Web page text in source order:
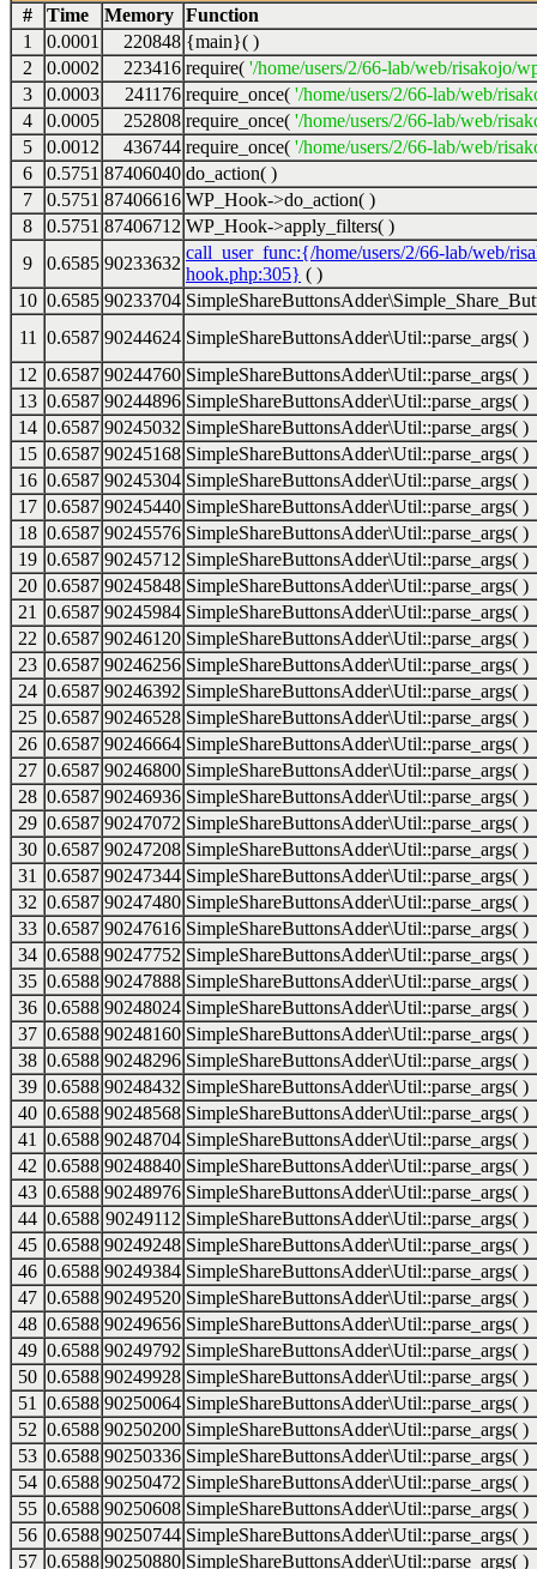
#
Time Memory Function
1
0.0001 220848 {main}( )
2
0.0002 223416 require( '/home/users/2/66-lab/web/risakojo/
3
0.0003 241176 require_once( '/home/users/2/66-lab/web/
4
0.0005 252808 require_once( '/home/users/2/66-lab/web/
5
0.0012 436744 require_once( '/home/users/2/66-lab/web/
6
0.5751 87406040 do_action( )
7
0.5751 87406616 WP_Hook->do_action( )
8
0.5751 87406712 WP_Hook->apply_filters( )
9
0.6585 90233632
call_user_func:{/home/users/2/66-lab/web/
hook.php:305} ( )
10 0.6585 90233704
11
0.6587 90244624 SimpleShareButtonsAdder\Util::parse_args( )
12 0.6587 90244760 SimpleShareButtonsAdder\Util::parse_args( )
13 0.6587 90244896 SimpleShareButtonsAdder\Util::parse_args( )
14 0.6587 90245032 SimpleShareButtonsAdder\Util::parse_args( )
15 0.6587 90245168 SimpleShareButtonsAdder\Util::parse_args( )
16 0.6587 90245304 SimpleShareButtonsAdder\Util::parse_args( )
17 0.6587 90245440 SimpleShareButtonsAdder\Util::parse_args( )
18 0.6587 90245576 SimpleShareButtonsAdder\Util::parse_args( )
19 0.6587 90245712 SimpleShareButtonsAdder\Util::parse_args( )
20 0.6587 90245848 SimpleShareButtonsAdder\Util::parse_args( )
21
0.6587 90245984 SimpleShareButtonsAdder\Util::parse_args( )
22 0.6587 90246120 SimpleShareButtonsAdder\Util::parse_args( )
23 0.6587 90246256 SimpleShareButtonsAdder\Util::parse_args( )
24 0.6587 90246392 SimpleShareButtonsAdder\Util::parse_args( )
25 0.6587 90246528 SimpleShareButtonsAdder\Util::parse_args( )
26 0.6587 90246664 SimpleShareButtonsAdder\Util::parse_args( )
27 0.6587 90246800 SimpleShareButtonsAdder\Util::parse_args( )
28 0.6587 90246936 SimpleShareButtonsAdder\Util::parse_args( )
29 0.6587 90247072 SimpleShareButtonsAdder\Util::parse_args( )
30 0.6587 90247208 SimpleShareButtonsAdder\Util::parse_args( )
31
0.6587 90247344 SimpleShareButtonsAdder\Util::parse_args( )
32 0.6587 90247480 SimpleShareButtonsAdder\Util::parse_args( )
33 0.6587 90247616 SimpleShareButtonsAdder\Util::parse_args( )
34 0.6588 90247752 SimpleShareButtonsAdder\Util::parse_args( )
35 0.6588 90247888 SimpleShareButtonsAdder\Util::parse_args( )
36 0.6588 90248024 SimpleShareButtonsAdder\Util::parse_args( )
37 0.6588 90248160 SimpleShareButtonsAdder\Util::parse_args( )
38 0.6588 90248296 SimpleShareButtonsAdder\Util::parse_args( )
39 0.6588 90248432 SimpleShareButtonsAdder\Util::parse_args( )
40 0.6588 90248568 SimpleShareButtonsAdder\Util::parse_args( )
41
0.6588 90248704 SimpleShareButtonsAdder\Util::parse_args( )
42 0.6588 90248840 SimpleShareButtonsAdder\Util::parse_args( )
43 0.6588 90248976 SimpleShareButtonsAdder\Util::parse_args( )
44 0.6588 90249112 SimpleShareButtonsAdder\Util::parse_args( )
45 0.6588 90249248 SimpleShareButtonsAdder\Util::parse_args( )
46 0.6588 90249384 SimpleShareButtonsAdder\Util::parse_args( )
47 0.6588 90249520 SimpleShareButtonsAdder\Util::parse_args( )
48 0.6588 90249656 SimpleShareButtonsAdder\Util::parse_args( )
49 0.6588 90249792 SimpleShareButtonsAdder\Util::parse_args( )
50 0.6588 90249928 SimpleShareButtonsAdder\Util::parse_args( )
51
0.6588 90250064 SimpleShareButtonsAdder\Util::parse_args( )
52 0.6588 90250200 SimpleShareButtonsAdder\Util::parse_args( )
53 0.6588 90250336 SimpleShareButtonsAdder\Util::parse_args( )
54 0.6588 90250472 SimpleShareButtonsAdder\Util::parse_args( )
55 0.6588 90250608 SimpleShareButtonsAdder\Util::parse_args( )
56 0.6588 90250744 SimpleShareButtonsAdder\Util::parse_args( )
57 0.6588 90250880 SimpleShareButtonsAdder\Util::parse_args( )